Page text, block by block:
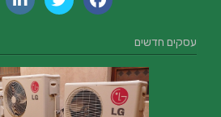
עסקים חדשים